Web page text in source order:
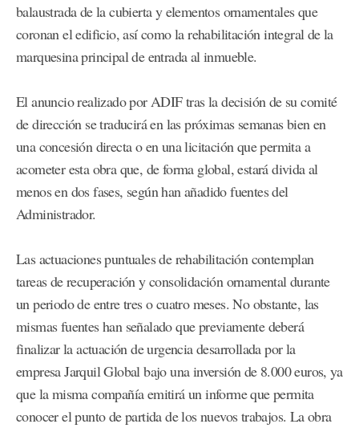
balaustrada de la cubierta y elementos ornamentales que
coronan el edificio, así como la rehabilitación integral de la
marquesina principal de entrada al inmueble.
El anuncio realizado por ADIF tras la decisión de su comité
de dirección se traducirá en las próximas semanas bien en
una concesión directa o en una licitación que permita a
acometer esta obra que, de forma global, estará divida al
menos en dos fases, según han añadido fuentes del
Administrador.
Las actuaciones puntuales de rehabilitación contemplan
tareas de recuperación y consolidación ornamental durante
un periodo de entre tres o cuatro meses. No obstante, las
mismas fuentes han señalado que previamente deberá
finalizar la actuación de urgencia desarrollada por la
empresa Jarquil Global bajo una inversión de 8.000 euros, ya
que la misma compañía emitirá un informe que permita
conocer el punto de partida de los nuevos trabajos. La obra